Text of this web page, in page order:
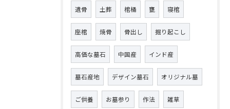
遺骨 土葬 棺桶 甕 寝棺
座棺 焼骨 骨出し 掘り起こし
高価な墓石 中国産 インド産
墓石産地 デザイン墓石 オリジナル墓
ご供養 お墓参り 作法 雑草